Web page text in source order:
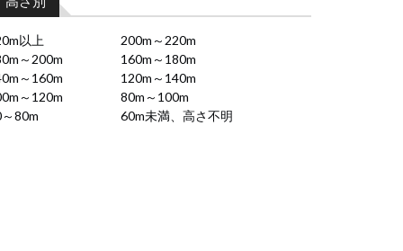
以上
200m～220m
～200m
160m～180m
～160m
120m～140m
～120m
80m～100m
80m
60m未満、高さ不明